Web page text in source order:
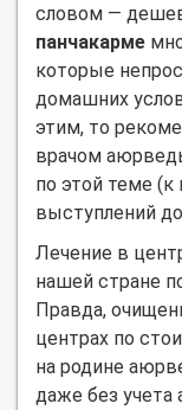
словом —
панчакарме
которые
домашних
этим, то
врачом
по этой теме
выступлений
Лечение в
нашей стране
Правда,
центрах по
на родине
даже без учета